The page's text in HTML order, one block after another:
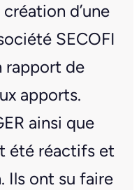
d’une
SECOFI
rapport de
apports.
ainsi que
été réactifs et
Ils ont su faire